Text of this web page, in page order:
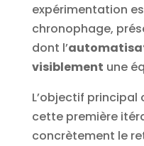
expérimentation
chronophage,
dont l’
visiblement une
L’objectif
cette première
concrètement le